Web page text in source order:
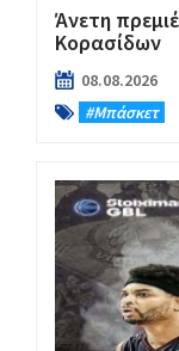
Άνετη
Κορασίδων
08.08.2026
#Μπάσκετ